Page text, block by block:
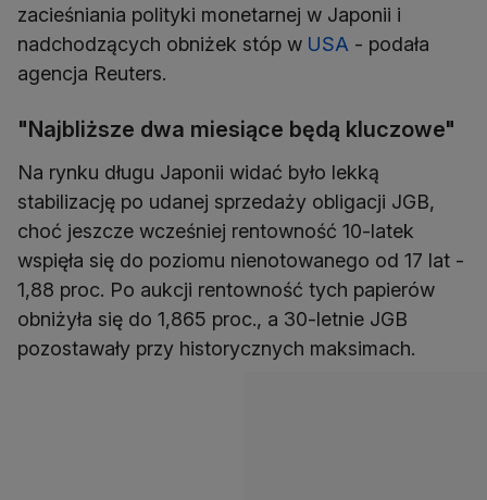
zacieśniania polityki monetarnej w Japonii i
nadchodzących obniżek stóp w USA - podała
agencja Reuters.
"Najbliższe dwa miesiące będą kluczowe"
Na rynku długu Japonii widać było lekką
stabilizację po udanej sprzedaży obligacji JGB,
choć jeszcze wcześniej rentowność 10-latek
wspięła się do poziomu nienotowanego od 17 lat -
1,88 proc. Po aukcji rentowność tych papierów
obniżyła się do 1,865 proc., a 30-letnie JGB
pozostawały przy historycznych maksimach.